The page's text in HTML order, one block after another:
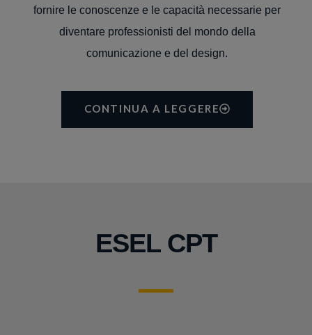
fornire le conoscenze e le capacità necessarie per
diventare professionisti del mondo della
comunicazione e del design.
CONTINUA A LEGGERE
ESEL CPT